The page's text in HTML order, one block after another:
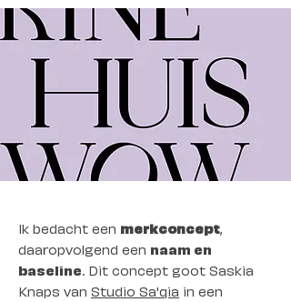
Ik bedacht een merkconcept,
daaropvolgend een naam en
baseline. Dit concept goot Saskia
Knaps van Studio Sa'qia in een